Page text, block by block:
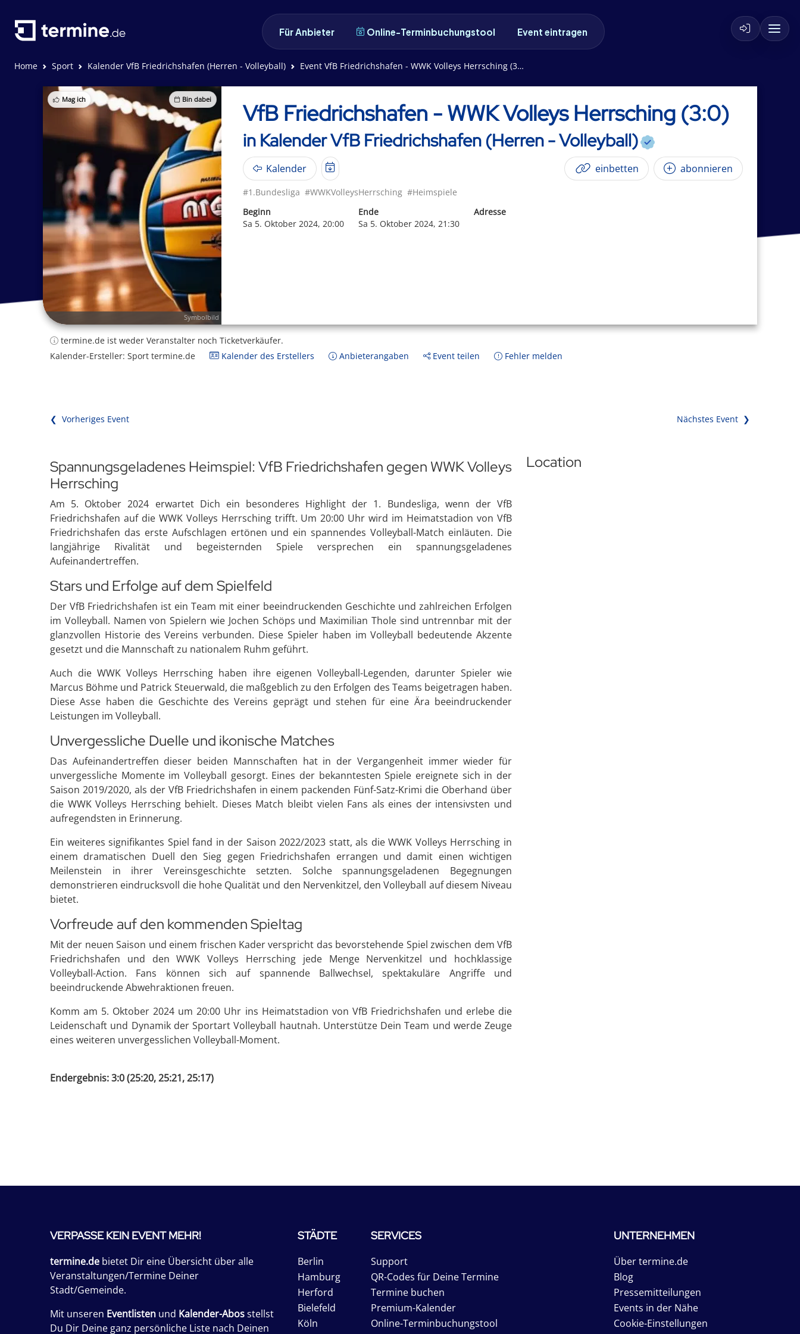
Für Anbieter Online-Terminbuchungstool Event eintragen
Home Sport Kalender VfB Friedrichshafen (Herren - Volleyball) Event VfB Friedrichshafen - WWK Volleys Herrsching (3:0)
Mag ich Bin dabei
Symbolbild
VfB Friedrichshafen - WWK Volleys Herrsching (3:0)
in Kalender VfB Friedrichshafen (Herren - Volleyball)
Kalender einbetten abonnieren
#1.Bundesliga #WWKVolleysHerrsching #Heimspiele
Beginn
Sa 5. Oktober 2024, 20:00
Ende
Sa 5. Oktober 2024, 21:30
Adresse
termine.de ist weder Veranstalter noch Ticketverkäufer.
Kalender-Ersteller: Sport termine.de
Kalender des Erstellers Anbieterangaben Event teilen Fehler melden
❮ Vorheriges Event Nächstes Event ❯
Spannungsgeladenes Heimspiel: VfB Friedrichshafen gegen WWK Volleys
Herrsching
Am 5. Oktober 2024 erwartet Dich ein besonderes Highlight der 1. Bundesliga, wenn der VfB
Friedrichshafen auf die WWK Volleys Herrsching trifft. Um 20:00 Uhr wird im Heimatstadion von VfB
Friedrichshafen das erste Aufschlagen ertönen und ein spannendes Volleyball-Match einläuten. Die
langjährige Rivalität und begeisternden Spiele versprechen ein spannungsgeladenes
Aufeinandertreffen.
Stars und Erfolge auf dem Spielfeld
Der VfB Friedrichshafen ist ein Team mit einer beeindruckenden Geschichte und zahlreichen Erfolgen
im Volleyball. Namen von Spielern wie Jochen Schöps und Maximilian Thole sind untrennbar mit der
glanzvollen Historie des Vereins verbunden. Diese Spieler haben im Volleyball bedeutende Akzente
gesetzt und die Mannschaft zu nationalem Ruhm geführt.
Auch die WWK Volleys Herrsching haben ihre eigenen Volleyball-Legenden, darunter Spieler wie
Marcus Böhme und Patrick Steuerwald, die maßgeblich zu den Erfolgen des Teams beigetragen haben.
Diese Asse haben die Geschichte des Vereins geprägt und stehen für eine Ära beeindruckender
Leistungen im Volleyball.
Unvergessliche Duelle und ikonische Matches
Das Aufeinandertreffen dieser beiden Mannschaften hat in der Vergangenheit immer wieder für
unvergessliche Momente im Volleyball gesorgt. Eines der bekanntesten Spiele ereignete sich in der
Saison 2019/2020, als der VfB Friedrichshafen in einem packenden Fünf-Satz-Krimi die Oberhand über
die WWK Volleys Herrsching behielt. Dieses Match bleibt vielen Fans als eines der intensivsten und
aufregendsten in Erinnerung.
Ein weiteres signifikantes Spiel fand in der Saison 2022/2023 statt, als die WWK Volleys Herrsching in
einem dramatischen Duell den Sieg gegen Friedrichshafen errangen und damit einen wichtigen
Meilenstein in ihrer Vereinsgeschichte setzten. Solche spannungsgeladenen Begegnungen
demonstrieren eindrucksvoll die hohe Qualität und den Nervenkitzel, den Volleyball auf diesem Niveau
bietet.
Vorfreude auf den kommenden Spieltag
Mit der neuen Saison und einem frischen Kader verspricht das bevorstehende Spiel zwischen dem VfB
Friedrichshafen und den WWK Volleys Herrsching jede Menge Nervenkitzel und hochklassige
Volleyball-Action. Fans können sich auf spannende Ballwechsel, spektakuläre Angriffe und
beeindruckende Abwehraktionen freuen.
Komm am 5. Oktober 2024 um 20:00 Uhr ins Heimatstadion von VfB Friedrichshafen und erlebe die
Leidenschaft und Dynamik der Sportart Volleyball hautnah. Unterstütze Dein Team und werde Zeuge
eines weiteren unvergesslichen Volleyball-Moment.
Endergebnis: 3:0 (25:20, 25:21, 25:17)
Location
VERPASSE KEIN EVENT MEHR!
termine.de bietet Dir eine Übersicht über alle
Veranstaltungen/Termine Deiner
Stadt/Gemeinde.
Mit unseren Eventlisten und Kalender-Abosstellst
Du Dir Deine ganz persönliche Liste nach Deinen
STÄDTE
Berlin
Hamburg
Herford
Bielefeld
Köln
SERVICES
Support
QR-Codes für Deine Termine
Termine buchen
Premium-Kalender
Online-Terminbuchungstool
UNTERNEHMEN
Über termine.de
Blog
Pressemitteilungen
Events in der Nähe
Cookie-Einstellungen